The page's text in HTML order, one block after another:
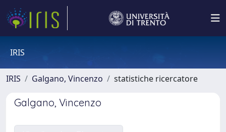
IRIS
IRIS Galgano, Vincenzo statistiche ricercatore
Galgano, Vincenzo